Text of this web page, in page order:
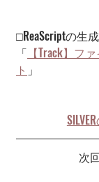
□ReaScriptの生
「 【Track】フ
ト 」
次